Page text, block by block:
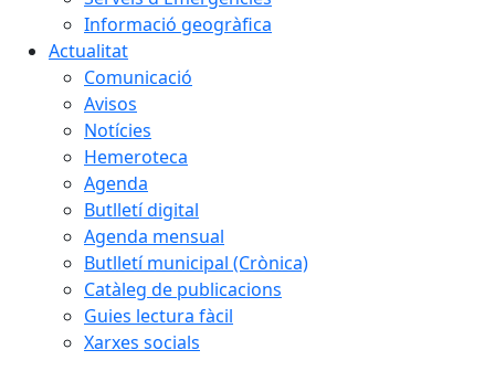
Informació geogràfica
Actualitat
Comunicació
Avisos
Notícies
Hemeroteca
Agenda
Butlletí digital
Agenda mensual
Butlletí municipal (Crònica)
Catàleg de publicacions
Guies lectura fàcil
Xarxes socials